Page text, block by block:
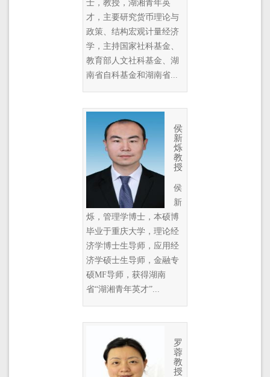
士，教授，湖湘青年英
才，主要研究货币理论与
政策、结构宏观计量经济
学，主持国家社科基金、
教育部人文社科基金、湖
南省自科基金和湖南省...
侯
新
烁
教
授
侯
新
烁，管理学博士，本硕博
毕业于重庆大学，理论经
济学博士生导师，应用经
济学硕士生导师，金融专
硕MF导师，获得湖南
省“湖湘青年英才”...
罗
蓉
教
授